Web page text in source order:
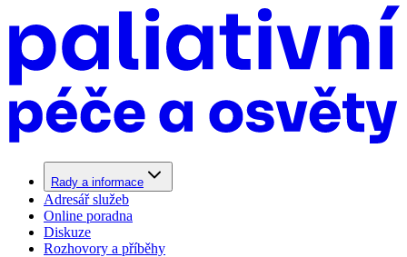
Rady a informace
Adresář služeb
Online poradna
Diskuze
Rozhovory a příběhy